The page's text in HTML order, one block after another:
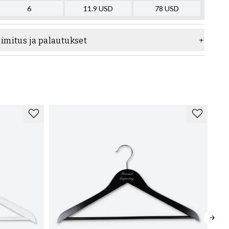
6 11.9 USD 78 USD
ja palautukset